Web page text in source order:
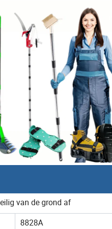
van de grond af
8828A